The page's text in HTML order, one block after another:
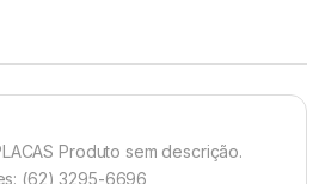
Produto sem descrição.
(62) 3295-6696